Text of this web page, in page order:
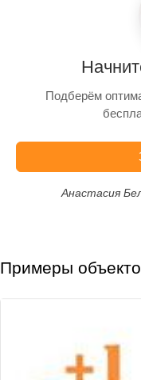
Подберём
Анастасия
Примеры